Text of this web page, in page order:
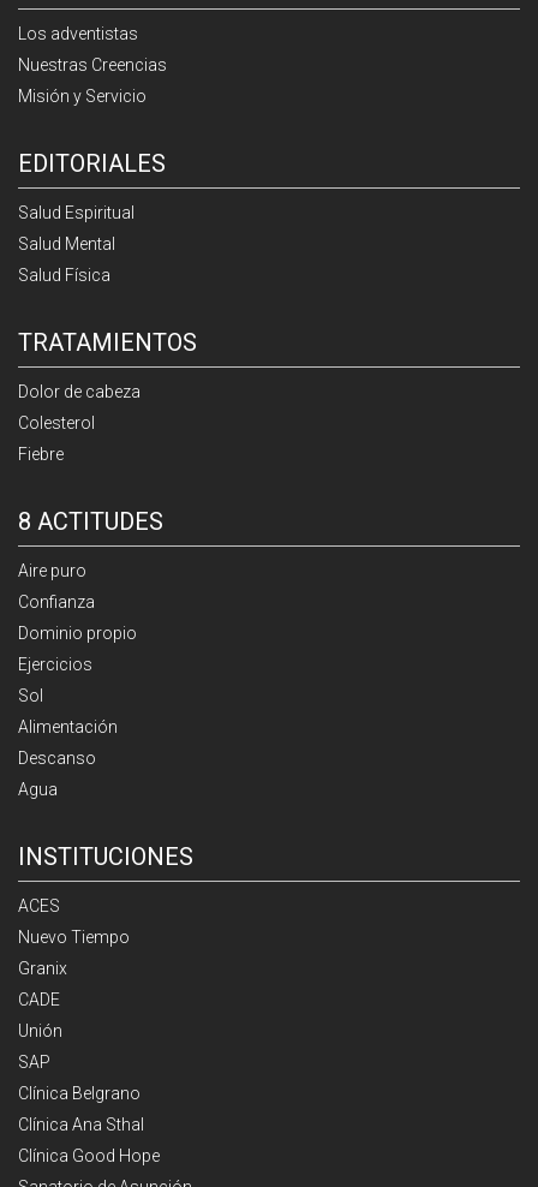
Los adventistas
Nuestras Creencias
Misión y Servicio
EDITORIALES
Salud Espiritual
Salud Mental
Salud Física
TRATAMIENTOS
Dolor de cabeza
Colesterol
Fiebre
8 ACTITUDES
Aire puro
Confianza
Dominio propio
Ejercicios
Sol
Alimentación
Descanso
Agua
INSTITUCIONES
ACES
Nuevo Tiempo
Granix
CADE
Unión
SAP
Clínica Belgrano
Clínica Ana Sthal
Clínica Good Hope